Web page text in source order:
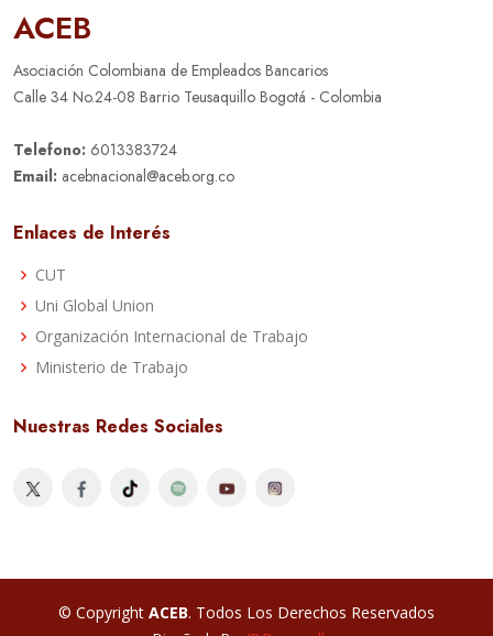
ACEB
Asociación Colombiana de Empleados Bancarios
Calle 34 No.24-08 Barrio Teusaquillo Bogotá - Colombia
Telefono: 6013383724
Email: acebnacional@aceb.org.co
Enlaces de Interés
CUT
Uni Global Union
Organización Internacional de Trabajo
Ministerio de Trabajo
Nuestras Redes Sociales
© Copyright ACEB. Todos Los Derechos Reservados